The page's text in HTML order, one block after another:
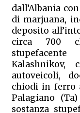
dall’Albania
di marjuana,
deposito
circa 700
Kalashnikov,
autoveicoli,
chiodi in ferro
Palagiano (Ta)
sostanza